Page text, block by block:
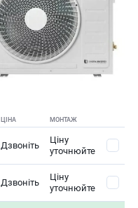
ЦІНА МОНТАЖ
Дзвоніть
Ціну
уточнюйте
Дзвоніть
Ціну
уточнюйте